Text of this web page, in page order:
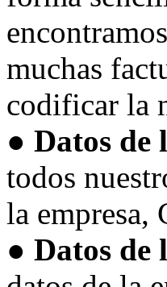
muchas
codificar la
● Datos de
todos
la empresa,
● Datos de